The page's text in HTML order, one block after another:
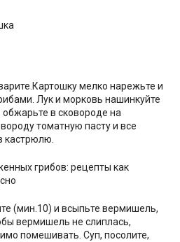
мелко нарежьте и
Лук и морковь нашинкуйте
в сковороде на
томатную пасту и все
кастрюлю.
(мин.10) и всыпьте вермишель,
вермишель не слиплась,
помешивать. Суп, посолите,